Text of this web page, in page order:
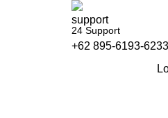
24 Support
+62 895-6193-